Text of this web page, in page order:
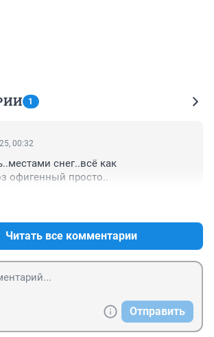
1
00:32
снег..всё как
офигенный просто..
Читать все комментарии
Отправить